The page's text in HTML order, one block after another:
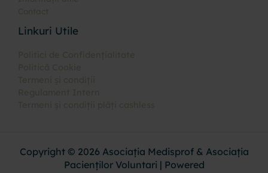
Linkuri Utile
Copyright © 2026 Asociația Medisprof & Asociația
Pacienților Voluntari | Powered